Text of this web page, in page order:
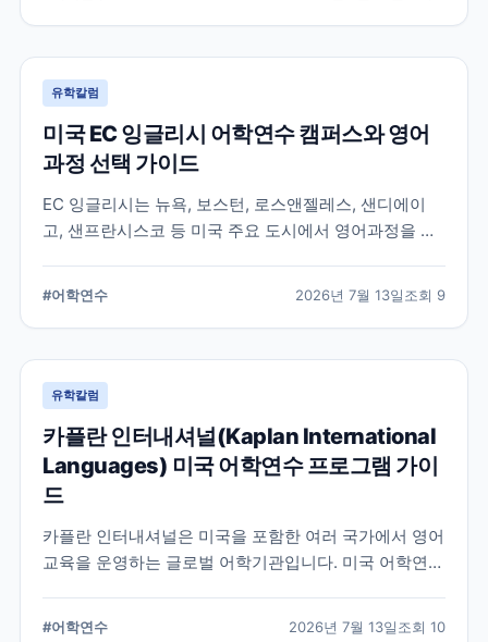
유학칼럼
미국 EC 잉글리시 어학연수 캠퍼스와 영어
과정 선택 가이드
EC 잉글리시는 뉴욕, 보스턴, 로스앤젤레스, 샌디에이
고, 샌프란시스코 등 미국 주요 도시에서 영어과정을 안
할 내용을 정리합니다.
#어학연수 2026년 7월 13일조회 9
유학칼럼
카플란 인터내셔널(Kaplan International
Languages) 미국 어학연수 프로그램 가이
드
카플란 인터내셔널은 미국을 포함한 여러 국가에서 영어
교육을 운영하는 글로벌 어학기관입니다. 미국 어학연수
#어학연수 2026년 7월 13일조회 10